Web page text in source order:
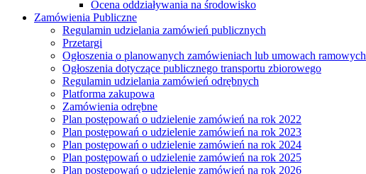
Ocena oddziaływania na środowisko
Zamówienia Publiczne
Regulamin udzielania zamówień publicznych
Przetargi
Ogłoszenia o planowanych zamówieniach lub umowach ramowych
Ogłoszenia dotyczące publicznego transportu zbiorowego
Regulamin udzielania zamówień odrębnych
Platforma zakupowa
Zamówienia odrębne
Plan postępowań o udzielenie zamówień na rok 2022
Plan postępowań o udzielenie zamówień na rok 2023
Plan postępowań o udzielenie zamówień na rok 2024
Plan postępowań o udzielenie zamówień na rok 2025
Plan postępowań o udzielenie zamówień na rok 2026